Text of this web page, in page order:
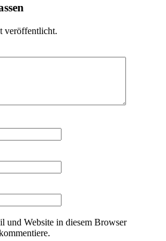
veröffentlicht.
und Website in diesem Browser